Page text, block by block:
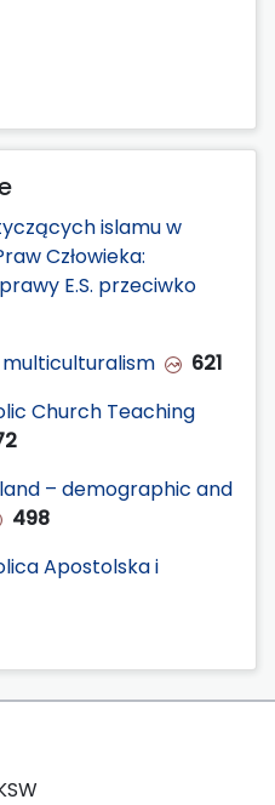
islamu w
Człowieka:
E.S. przeciwko
621
Church Teaching
– demographic and
498
Apostolska i